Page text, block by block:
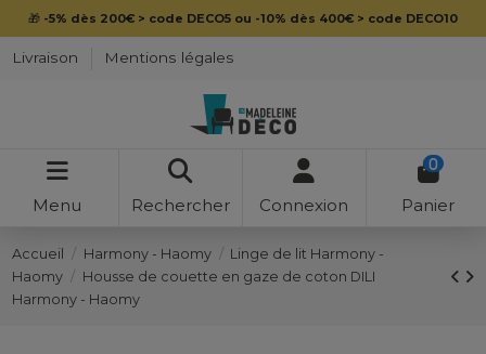
🎁 -5% dès 200€ > code DECO5 ou -10% dès 400€ > code DECO10
Livraison Mentions légales
Menu Rechercher Connexion
0
Panier
Accueil Harmony - Haomy
Linge de lit Harmony -
Haomy
Housse de couette en gaze de coton DILI
Harmony - Haomy